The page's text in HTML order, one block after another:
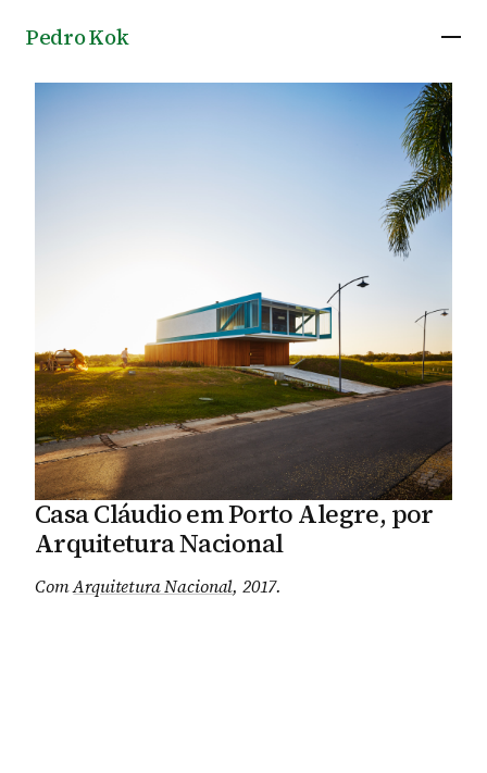
Pedro Kok
Casa Cláudio em Porto Alegre, por
Arquitetura Nacional
ComArquitetura Nacional, 2017.